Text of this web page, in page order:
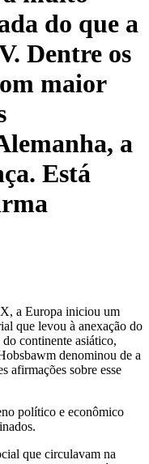
do que a
Dentre os
maior
a
Está
a Europa iniciou um
que levou à anexação do
continente asiático,
denominou de a
afirmações sobre esse
político e econômico
que circulavam na